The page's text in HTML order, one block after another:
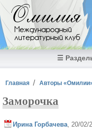
Перейти к основному
Омилия
Международный
литературный клуб
☰
Вы здесь
Главная Авторы
Заморочка
Ирина Горбачева , 20/